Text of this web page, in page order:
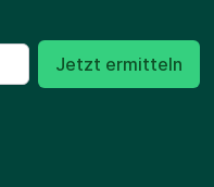
Jetzt ermitteln